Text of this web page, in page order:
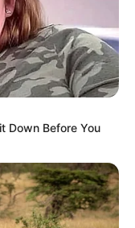
is a Zombie
Down Before You